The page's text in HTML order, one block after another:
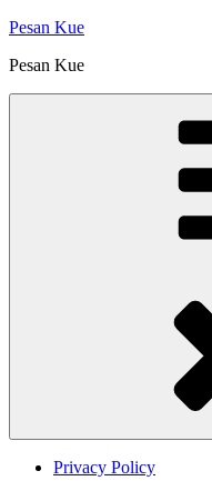
Skip
content
Pesan Kue
Pesan Kue
Privacy Policy